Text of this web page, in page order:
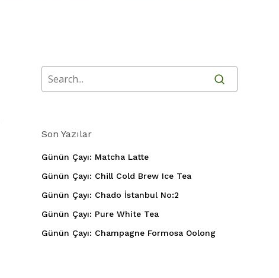
Son Yazılar
Günün Çayı: Matcha Latte
Günün Çayı: Chill Cold Brew Ice Tea
Günün Çayı: Chado İstanbul No:2
Günün Çayı: Pure White Tea
Günün Çayı: Champagne Formosa Oolong